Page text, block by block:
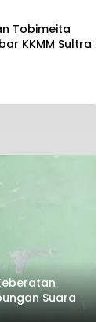
Tobimeita
KKMM Sultra
Suara